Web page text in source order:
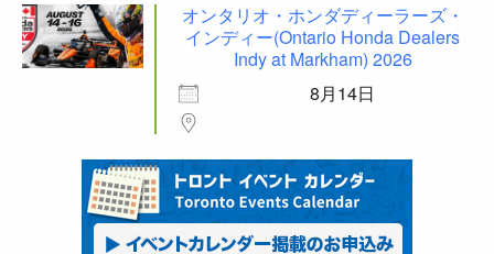
オンタリオ・ホンダディーラーズ・
インディー(Ontario Honda Dealers
Indy at Markham) 2026
8月14日